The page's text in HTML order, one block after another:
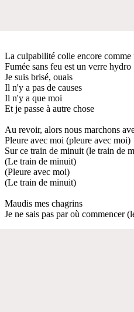
La culpabilité colle encore comme
Fumée sans feu est un verre hydro
Je suis brisé, ouais
Il n'y a pas de causes
Il n'y a que moi
Et je passe à autre chose
Au revoir, alors nous marchons
Pleure avec moi (pleure avec moi)
Sur ce train de minuit (le train de
(Le train de minuit)
(Pleure avec moi)
(Le train de minuit)
Maudis mes chagrins
Je ne sais pas par où commencer